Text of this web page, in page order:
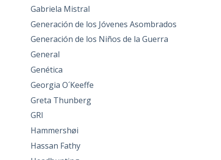
Gabriela Mistral
Generación de los Jóvenes Asombrados
Generación de los Niños de la Guerra
General
Genética
Georgia O´Keeffe
Greta Thunberg
GRI
Hammershøi
Hassan Fathy